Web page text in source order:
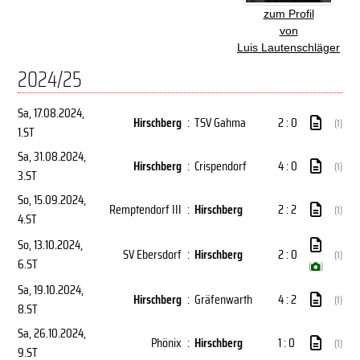
zum Profil
von
Luis Lautenschläger
2024/25
Sa, 17.08.2024,
1.ST
Hirschberg : TSV Gahma 2 : 0 (1)
Sa, 31.08.2024,
3.ST
Hirschberg : Crispendorf 4 : 0 (1)
So, 15.09.2024,
4.ST
Remptendorf III : Hirschberg 2 : 2 (1)
So, 13.10.2024,
6.ST
SV Ebersdorf : Hirschberg 2 : 0
( )
(1)
Sa, 19.10.2024,
8.ST
Hirschberg : Gräfenwarth 4 : 2 (1)
Sa, 26.10.2024,
9.ST
Phönix : Hirschberg 1 : 0 (1)